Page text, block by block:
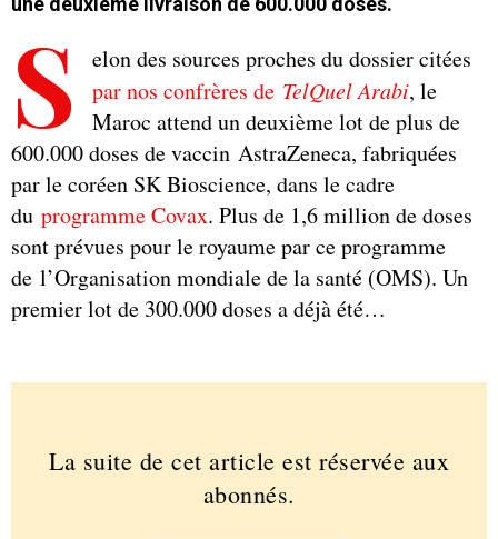
S
elon des sources proches du dossier citées
par nos confrères de TelQuel Arabi, le
Maroc attend un deuxième lot de plus de
600.000 doses de vaccin AstraZeneca, fabriquées
par le coréen SK Bioscience, dans le cadre
du programme Covax. Plus de 1,6 million de doses
sont prévues pour le royaume par ce programme
de l’Organisation mondiale de la santé (OMS). Un
premier lot de 300.000 doses a déjà été…
La suite de cet article est réservée aux
abonnés.